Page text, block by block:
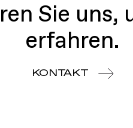
Sie uns,
erfahren.
KONTAKT